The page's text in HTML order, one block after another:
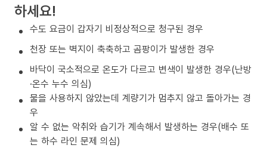
하세요!
수도 요금이 갑자기 비정상적으로 청구된 경우
천장 또는 벽지이 축축하고 곰팡이가 발생한 경우
바닥이 국소적으로 온도가 다르고 변색이 발생한 경우(난방
·온수 누수 의심)
물을 사용하지 않았는데 계량기가 멈추지 않고 돌아가는 경
우
알 수 없는 악취와 습기가 계속해서 발생하는 경우(배수 또
는 하수 라인 문제 의심)